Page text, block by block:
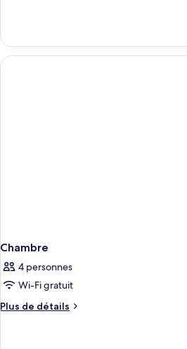
Double
Standard
le
type
de
Chambre
4 personnes
Wi-Fi gratuit
Plus de détails
Plus